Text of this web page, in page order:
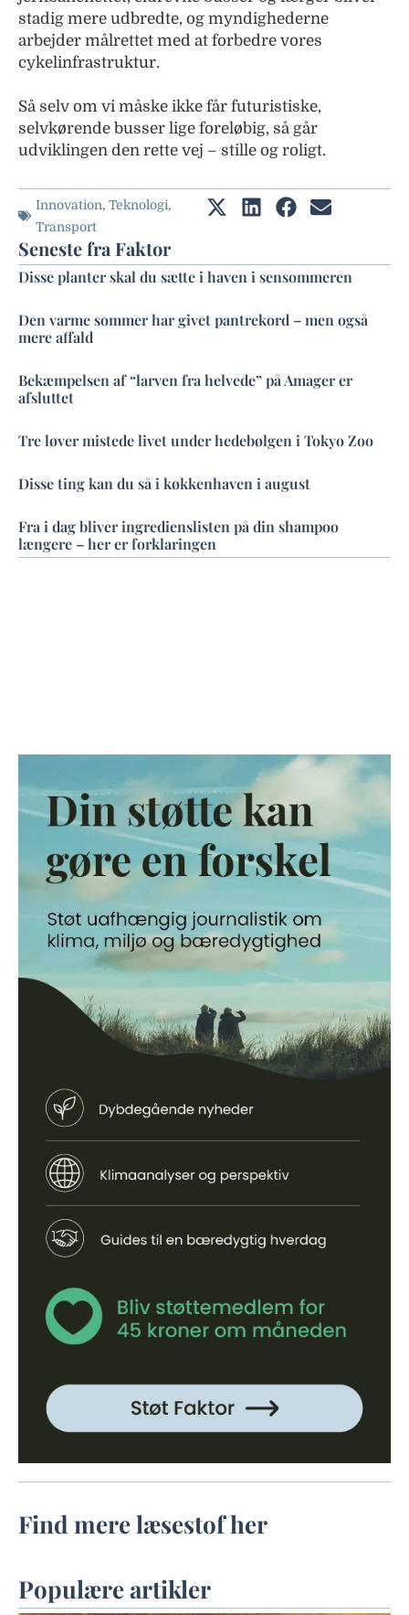
stadig mere udbredte, og myndighederne
arbejder målrettet med at forbedre vores
cykelinfrastruktur.
Så selv om vi måske ikke får futuristiske,
selvkørende busser lige foreløbig, så går
udviklingen den rette vej – stille og roligt.
Innovation, Teknologi,
Transport
Seneste fra Faktor
Disse planter skal du sætte i haven i sensommeren
Den varme sommer har givet pantrekord – men også
mere affald
Bekæmpelsen af “larven fra helvede” på Amager er
afsluttet
Tre løver mistede livet under hedebølgen i Tokyo Zoo
Disse ting kan du så i køkkenhaven i august
Fra i dag bliver ingredienslisten på din shampoo
længere – her er forklaringen
Find mere læsestof her
Populære artikler